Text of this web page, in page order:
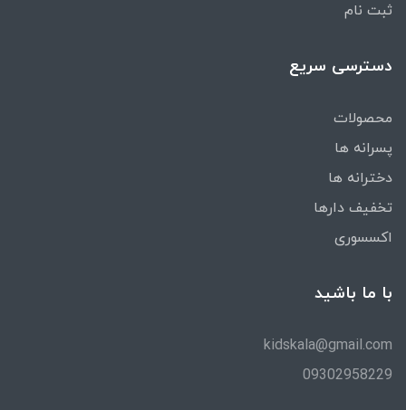
ثبت نام
دسترسی سریع
محصولات
پسرانه ها
دخترانه ها
تخفیف دارها
اکسسوری
با ما باشید
kidskala@gmail.com
09302958229